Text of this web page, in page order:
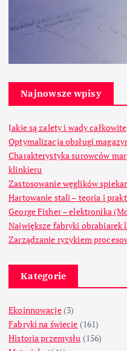
Najnowsze wpisy
Jakie są zalety i wady
Optymalizacja obsługi
Charakterystyka surowców
klinkieru
Zastosowanie węglików
Hartowanie stali – teoria i
George Fisher – elektronika
Największe fabryki obrabiarek
Zarządzanie ryzykiem
Kategorie
Ekoinnowacje(3)
Fabryki na świecie (161)
Historia przemysłu (156)